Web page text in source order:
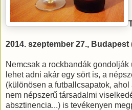
2014. szeptember 27., Budapest
Nemcsak a rockbandák gondolják
lehet adni akár egy sört is, a
(különösen a futballcsapatok,
nem népszerű társadalmi
absztinencia...) is tevékenyen